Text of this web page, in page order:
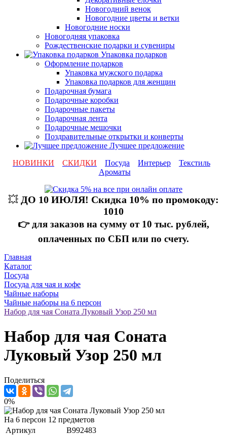
Новогодний венок
Новогодние цветы и ветки
Новогодние носки
Новогодняя упаковка
Рождественские подарки и сувениры
Упаковка подарков
Оформление подарков
Упаковка мужского подарка
Упаковка подарков для женщин
Подарочная бумага
Подарочные коробки
Подарочные пакеты
Подарочная лента
Подарочные мешочки
Поздравительные открытки и конверты
Лучшее предложение
НОВИНКИ
СКИДКИ Посуда Интерьер
Текстиль
Ароматы
💥 ДО 10 ИЮЛЯ! Скидка 10% по промокоду:
1010
👉 для заказов на сумму от 10 тыс. рублей,
оплаченных по СБП или по счету.
Главная
Каталог
Посуда
Посуда для чая и кофе
Чайные наборы
Чайные наборы на 6 персон
Набор для чая Соната Луковый Узор 250 мл
Набор для чая Соната
Луковый Узор 250 мл
Поделиться
0%
На 6 персон 12 предметов
Артикул
B992483